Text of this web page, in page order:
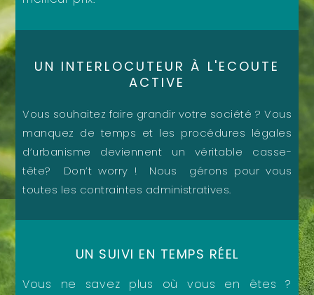
UN INTERLOCUTEUR À L'ECOUTE
ACTIVE
Vous souhaitez faire grandir votre société ? Vous
manquez de temps et les procédures légales
d’urbanisme deviennent un véritable casse-
tête? Don’t worry ! Nous gérons pour vous
toutes les contraintes administratives.
UN SUIVI EN TEMPS RÉEL
Vous ne savez plus où vous en êtes ?